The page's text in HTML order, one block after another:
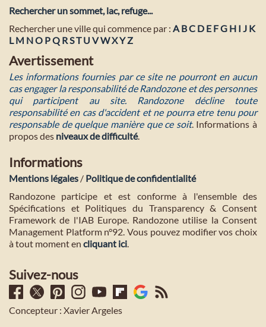
Rechercher un sommet, lac, refuge...
Rechercher une ville qui commence par : A BC D E FG H I J K
L M NO PQ R ST U VWXY Z
Avertissement
Les informations fournies par ce site ne pourront en aucun
cas engager la responsabilité de Randozone et des personnes
qui participent au site. Randozone décline toute
responsabilité en cas d'accident et ne pourra etre tenu pour
responsable de quelque manière que ce soit. Informations à
propos des niveaux de difficulté.
Informations
Mentions légales / Politique de confidentialité
Randozone participe et est conforme à l'ensemble des
Spécifications et Politiques du Transparency & Consent
Framework de l'IAB Europe. Randozone utilise la Consent
Management Platform n°92. Vous pouvez modifier vos choix
à tout moment en cliquant ici
Suivez-nous
Concepteur : Xavier Argeles